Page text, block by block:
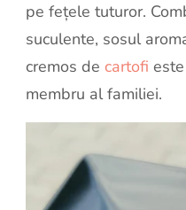
pe fețele tuturor.
suculente, sosul
cremos de cartofi
membru al familiei.